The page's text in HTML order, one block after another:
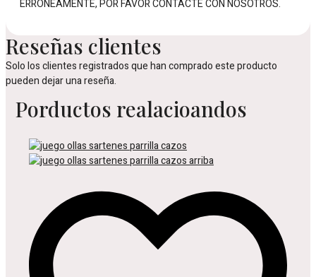
ERRÓNEAMENTE, POR FAVOR CONTACTE CON NOSOTROS.
Reseñas clientes
Solo los clientes registrados que han comprado este producto
pueden dejar una reseña.
Porductos realacioandos